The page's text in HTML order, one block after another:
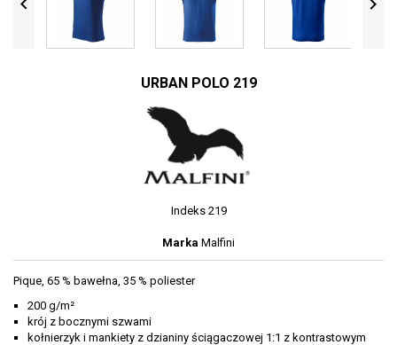
 
URBAN POLO 219
Indeks 219
Marka Malfini
Pique, 65 % bawełna, 35 % poliester
200 g/m²
krój z bocznymi szwami
kołnierzyk i mankiety z dzianiny ściągaczowej 1:1 z kontrastowym